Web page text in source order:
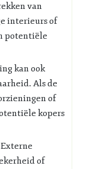
van
interieurs of
potentiële
kan ook
Als de
of
kopers
of